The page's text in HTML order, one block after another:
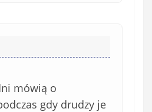
mówią o
gdy drudzy je